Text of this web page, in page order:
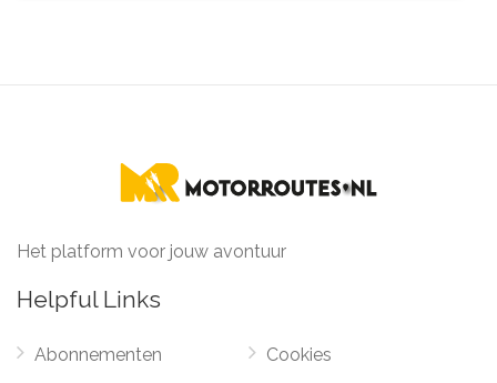
Het platform voor jouw avontuur
Helpful Links
Abonnementen
Cookies